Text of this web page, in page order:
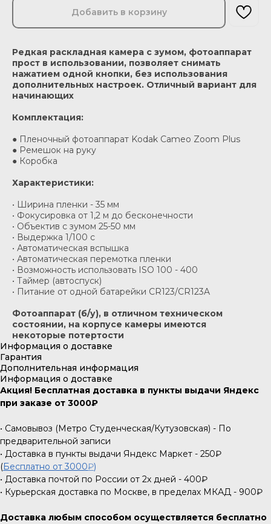
Добавить в корзину
Редкая раскладная камера с зумом, фотоаппарат
прост в использовании, позволяет снимать
нажатием одной кнопки, без использования
дополнительных настроек. Отличный вариант для
начинающих
Комплектация:
● Пленочный фотоаппарат Kodak Cameo Zoom Plus
● Ремешок на руку
● Коробка
Характеристики:
• Ширина пленки - 35 мм
• Фокусировка от 1,2 м до бесконечности
• Объектив с зумом 25-50 мм
• Выдержка 1/100 c
• Автоматическая вспышка
• Автоматическая перемотка пленки
• Возможность использовать ISO 100 - 400
• Таймер (автоспуск)
• Питание от одной батарейки CR123/CR123A
Фотоаппарат (б/у), в отличном техническом
состоянии, на корпусе камеры имеются
некоторые потертости
Информация о доставке
Гарантия
Дополнительная информация
Информация о доставке
Акция! Бесплатная доставка в пункты выдачи Яндекс
при заказе от 3000₽
• Самовывоз (Метро Студенческая/Кутузовская) - По
предварительной записи
• Доставка в пункты выдачи Яндекс Маркет - 250₽
(Бесплатно от 3000₽)
• Доставка почтой по России от 2х дней - 400₽
• Курьерская доставка по Москве, в пределах МКАД - 900₽
Доставка любым способом осуществляется бесплатно